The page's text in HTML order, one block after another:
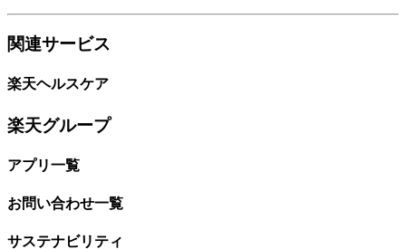
関連サービス
楽天ヘルスケア
楽天グループ
アプリ一覧
お問い合わせ一覧
サステナビリティ